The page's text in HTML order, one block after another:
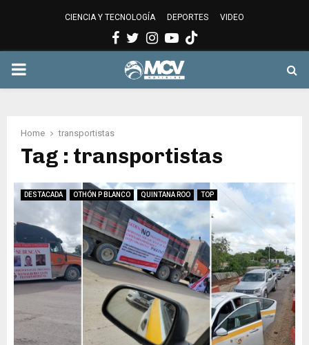
CIENCIA Y TECNOLOGÍA DEPORTES VIDEO
Facebook
Twitter
Instagram
Youtube
PRIMARY
Home transportistas
Tag : transportistas
DESTACADA OTHÓN P BLANCO QUINTANA ROO TOP